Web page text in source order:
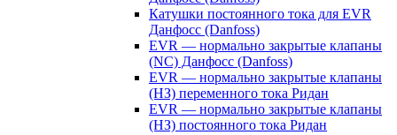
Катушки постоянного тока для EVR
Данфосс (Danfoss)
EVR — нормально закрытые клапаны
(NC) Данфосс (Danfoss)
EVR — нормально закрытые клапаны
(НЗ) переменного тока Ридан
EVR — нормально закрытые клапаны
(НЗ) постоянного тока Ридан